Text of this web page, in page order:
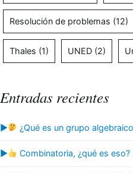
Resolución de problemas (12)
Thales (1) UNED (2)
Entradas recientes
▶ ¿Qué es un grupo
▶ Combinatoria, ¿qué es eso?